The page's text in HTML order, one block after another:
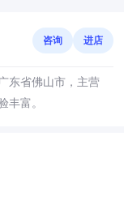
咨询 进店
东省佛山市，主营
丰富。